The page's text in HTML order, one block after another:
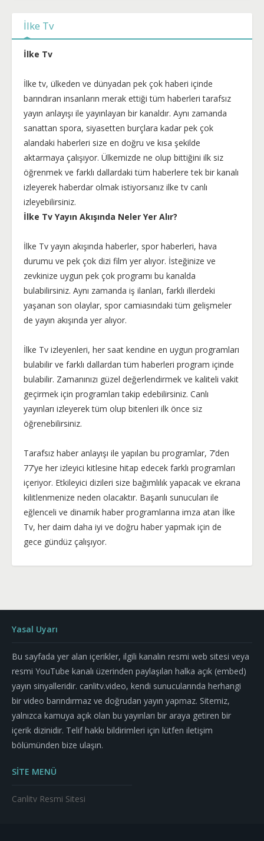
İlke Tv
İlke Tv
İlke tv, ülkeden ve dünyadan pek çok haberi içinde
barındıran insanların merak ettiği tüm haberleri tarafsız
yayın anlayışı ile yayınlayan bir kanaldır. Aynı zamanda
sanattan spora, siyasetten burçlara kadar pek çok
alandaki haberleri size en doğru ve kısa şekilde
aktarmaya çalışıyor. Ülkemizde ne olup bittiğini ilk siz
öğrenmek ve farklı dallardaki tüm haberlere tek bir kanalı
izleyerek haberdar olmak istiyorsanız ilke tv canlı
izleyebilirsiniz.
İlke Tv Yayın Akışında Neler Yer Alır?
İlke Tv yayın akışında haberler, spor haberleri, hava
durumu ve pek çok dizi film yer alıyor. İsteğinize ve
zevkinize uygun pek çok programı bu kanalda
bulabilirsiniz. Aynı zamanda iş ilanları, farklı illerdeki
yaşanan son olaylar, spor camiasındaki tüm gelişmeler
de yayın akışında yer alıyor.
İlke Tv izleyenleri, her saat kendine en uygun programları
bulabilir ve farklı dallardan tüm haberleri program içinde
bulabilir. Zamanınızı güzel değerlendirmek ve kaliteli vakit
geçirmek için programları takip edebilirsiniz. Canlı
yayınları izleyerek tüm olup bitenleri ilk önce siz
öğrenebilirsiniz.
Tarafsız haber anlayışı ile yapılan bu programlar, 7’den
77’ye her izleyici kitlesine hitap edecek farklı programları
içeriyor. Etkileyici dizileri size bağımlılık yapacak ve ekrana
kilitlenmenize neden olacaktır. Başarılı sunucuları ile
eğlenceli ve dinamik haber programlarına imza atan İlke
Tv, her daim daha iyi ve doğru haber yapmak için de
gece gündüz çalışıyor.
Yasal Uyarı
Bu sayfada yer alan içerikler, ilgili kanalın resmi web sitesi veya
resmi YouTube kanalı üzerinden paylaşılan halka açık (embed)
yayın sinyalleridir. canlitv.video, kendi sunucularında herhangi
bir video barındırmaz ve doğrudan yayın yapmaz. Sitemiz,
yalnızca kamuya açık olan bu yayınları bir araya getiren bir
içerik dizinidir. Telif hakkı bildirimleri için lütfen iletişim
bölümünden bize ulaşın.
SİTE MENÜ
Canlitv Resmi Sitesi